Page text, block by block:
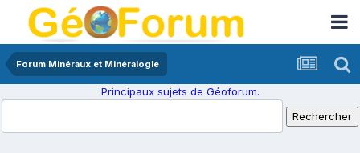
Forum Minéraux et Minéralogie
Principaux sujets de Géoforum.